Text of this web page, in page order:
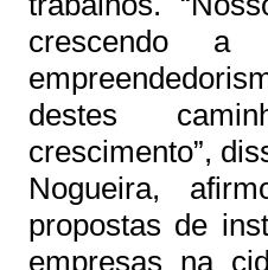
crescendo
destes
crescimento”,
Nogueira,
propostas de
empresas na